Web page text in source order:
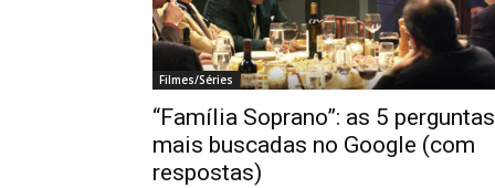
Filmes/Séries
“Família Soprano”: as 5 perguntas
mais buscadas no Google (com
respostas)